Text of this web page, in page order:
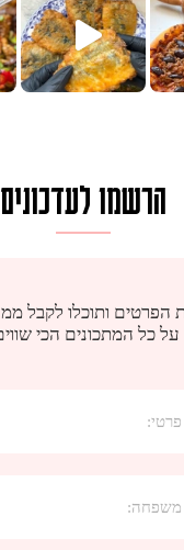
הרשמו לעדכונים